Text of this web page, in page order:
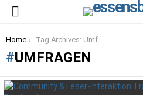
You are here:
Home Tag Archives: Umfragen
UMFRAGEN